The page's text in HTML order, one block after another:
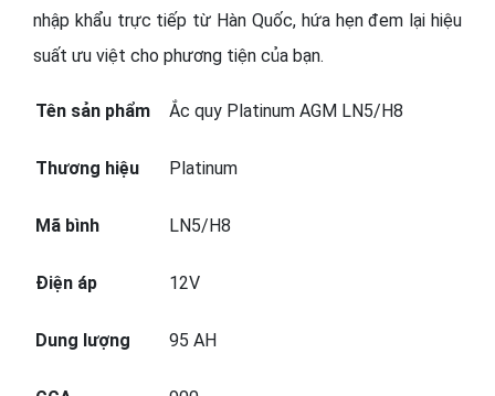
nhập khẩu trực tiếp từ Hàn Quốc, hứa hẹn đem lại hiệu
suất ưu việt cho phương tiện của bạn.
Tên sản phẩm Ắc quy Platinum AGM LN5/H8
Thương hiệu Platinum
Mã bình LN5/H8
Điện áp 12V
Dung lượng 95 AH